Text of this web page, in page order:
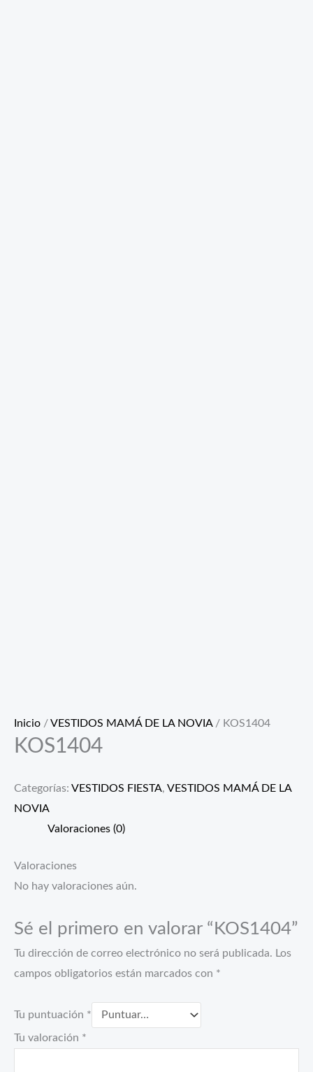
Inicio /VESTIDOS MAMÁ DE LA NOVIA/ KOS1404
KOS1404
Categorías: VESTIDOS FIESTA, VESTIDOS MAMÁ DE LA
NOVIA
Valoraciones (0)
Valoraciones
No hay valoraciones aún.
Sé el primero en valorar “KOS1404”
Tu dirección de correo electrónico no será publicada. Los
campos obligatorios están marcados con *
Tu puntuación *
Tu valoración *